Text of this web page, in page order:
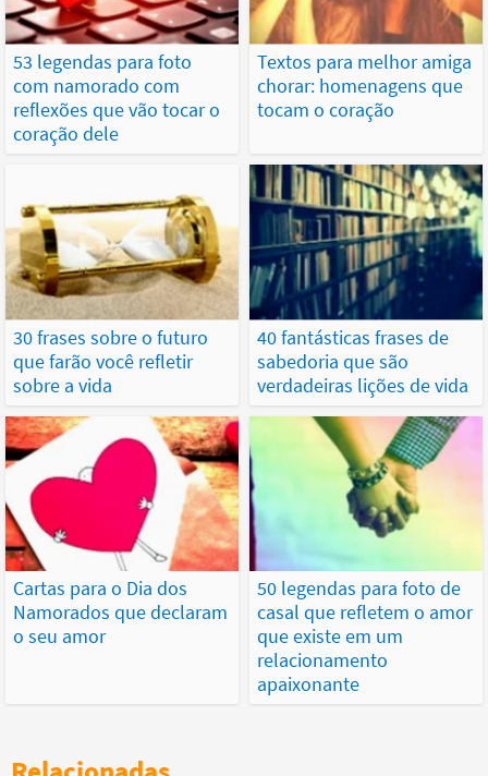
53 legendas para foto
com namorado com
reflexões que vão tocar o
coração dele
Textos para melhor amiga
chorar: homenagens que
tocam o coração
30 frases sobre o futuro
que farão você refletir
sobre a vida
40 fantásticas frases de
sabedoria que são
verdadeiras lições de vida
Cartas para o Dia dos
Namorados que declaram
o seu amor
50 legendas para foto de
casal que refletem o amor
que existe em um
relacionamento
apaixonante